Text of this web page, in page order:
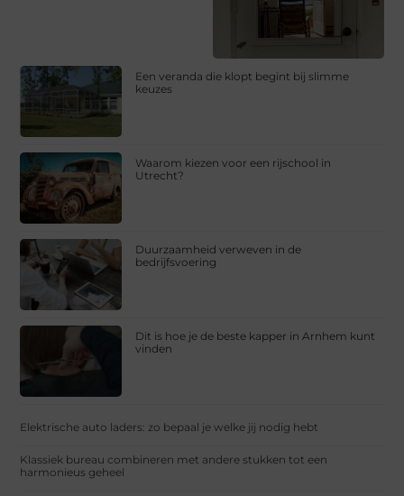
Een veranda die klopt begint bij slimme
keuzes
Waarom kiezen voor een rijschool in
Utrecht?
Duurzaamheid verweven in de
bedrijfsvoering
Dit is hoe je de beste kapper in Arnhem kunt
vinden
Elektrische auto laders: zo bepaal je welke jij nodig hebt
Klassiek bureau combineren met andere stukken tot een
harmonieus geheel